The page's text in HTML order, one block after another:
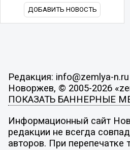
ДОБАВИТЬ НОВОСТЬ
Редакция: info@zemlya-n.ru
Новоржев, © 2005-2026
ПОКАЗАТЬ БАННЕРНЫЕ
Информационный сайт
редакции не всегда
авторов. При перепечатке